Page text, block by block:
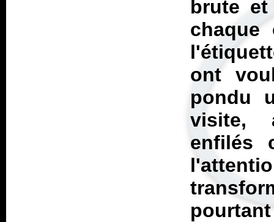
brute
chaque
ont
pondu
visite,
enfilés